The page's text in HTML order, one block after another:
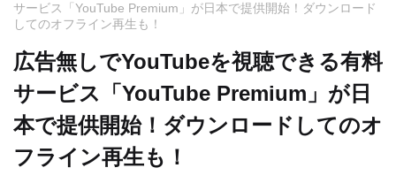
サービス「YouTube Premium」が日本で提供開始！ダウンロード
してのオフライン再生も！
広告無しでYouTubeを視聴できる有料
サービス「YouTube Premium」が日
本で提供開始！ダウンロードしてのオ
フライン再生も！